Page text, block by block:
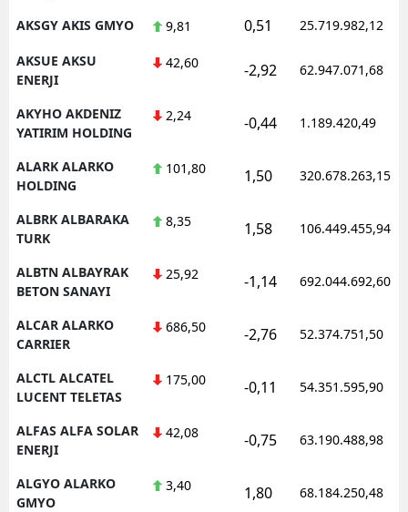
AKSGY AKIS GMYO 9,81 0,51 25.719.982,12
AKSUE AKSU
ENERJI
42,60 -2,92 62.947.071,68
AKYHO AKDENIZ
YATIRIM HOLDING
2,24 -0,44 1.189.420,49
ALARK ALARKO
HOLDING
101,80 1,50 320.678.263,15
ALBRK ALBARAKA
TURK
8,35 1,58 106.449.455,94
ALBTN ALBAYRAK
BETON SANAYI
25,92 -1,14 692.044.692,60
ALCAR ALARKO
CARRIER
686,50 -2,76 52.374.751,50
ALCTL ALCATEL
LUCENT TELETAS
175,00 -0,11 54.351.595,90
ALFAS ALFA SOLAR
ENERJI
42,08 -0,75 63.190.488,98
ALGYO ALARKO
GMYO
3,40 1,80 68.184.250,48